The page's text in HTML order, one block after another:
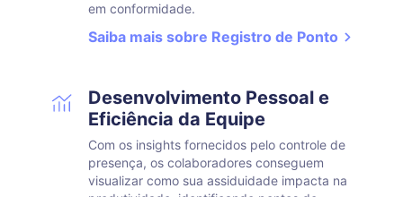
em conformidade.
Saiba mais sobre Registro de Ponto
Desenvolvimento Pessoal e
Eficiência da Equipe
Com os insights fornecidos pelo controle de
presença, os colaboradores conseguem
visualizar como sua assiduidade impacta na